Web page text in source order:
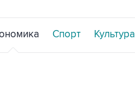
Спорт Культура